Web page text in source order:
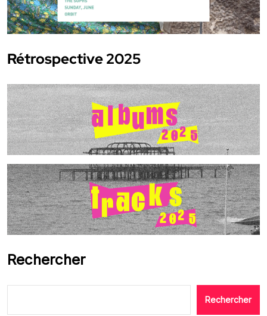
Rétrospective 2025
Rechercher
Rechercher